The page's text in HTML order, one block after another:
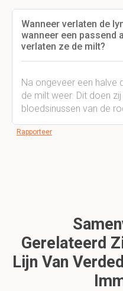
Wanneer verlaten de
wanneer een passend
verlaten ze de milt?
Na ongeveer een halve
de milt weer. Dit doen
bloedsinussen van de
Rapporteer
Gerelateerd
Lijn Van